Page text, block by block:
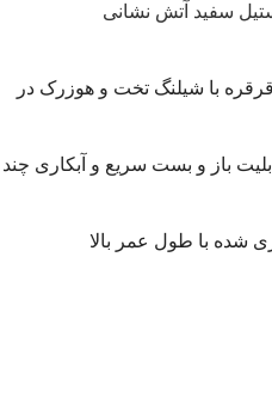
سفید آتش نشانی
با شیلنگ تخت و هوزرک در
باز و بست سریع و آبکاری چند
شده با طول عمر بالا